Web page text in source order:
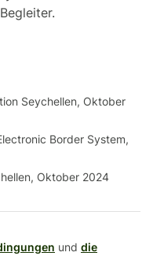
Seychellen, Oktober
Border System,
Oktober 2024
und die